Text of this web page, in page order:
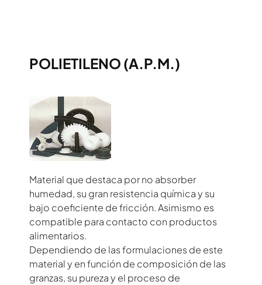
POLIETILENO (A.P.M.)
Material que destaca por no absorber
humedad, su gran resistencia química y su
bajo coeficiente de fricción. Asimismo es
compatible para contacto con productos
alimentarios.
Dependiendo de las formulaciones de este
material y en función de composición de las
granzas, su pureza y el proceso de